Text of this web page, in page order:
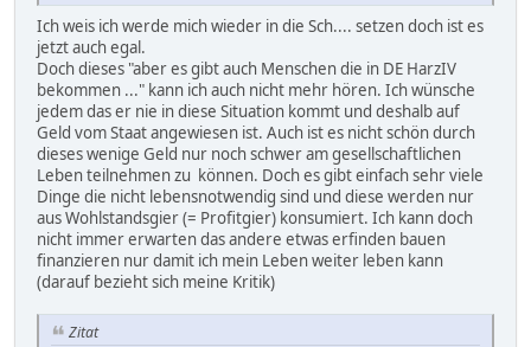
Ich weis ich werde mich wieder in die Sch.... setzen doch ist es
jetzt auch egal.
Doch dieses "aber es gibt auch Menschen die in DE HarzIV
bekommen ..." kann ich auch nicht mehr hören. Ich wünsche
jedem das er nie in diese Situation kommt und deshalb auf
Geld vom Staat angewiesen ist. Auch ist es nicht schön durch
dieses wenige Geld nur noch schwer am gesellschaftlichen
Leben teilnehmen zu können. Doch es gibt einfach sehr viele
Dinge die nicht lebensnotwendig sind und diese werden nur
aus Wohlstandsgier (= Profitgier) konsumiert. Ich kann doch
nicht immer erwarten das andere etwas erfinden bauen
finanzieren nur damit ich mein Leben weiter leben kann
(darauf bezieht sich meine Kritik)
Zitat